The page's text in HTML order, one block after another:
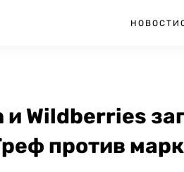
НОВОСТИ
и Wildberries
против